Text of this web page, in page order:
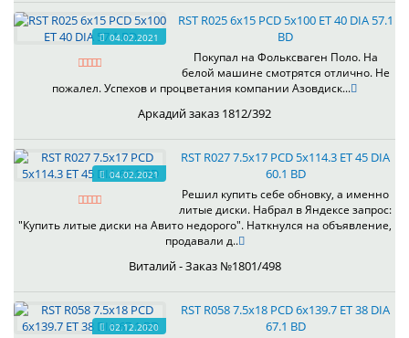
04.02.2021
RST R025 6x15 PCD 5x100 ET 40 DIA 57.1
BD
Покупал на Фольксваген Поло. На
белой машине смотрятся отлично. Не
пожалел. Успехов и процветания компании Азовдиск...
Аркадий заказ 1812/392
04.02.2021
RST R027 7.5x17 PCD 5x114.3 ET 45 DIA
60.1 BD
Решил купить себе обновку, а именно
литые диски. Набрал в Яндексе запрос:
"Купить литые диски на Авито недорого". Наткнулся на объявление,
продавали д..
Виталий - Заказ №1801/498
02.12.2020
RST R058 7.5x18 PCD 6x139.7 ET 38 DIA
67.1 BD